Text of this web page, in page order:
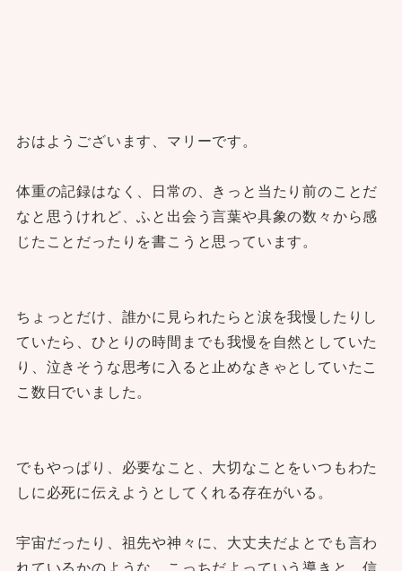
おはようございます、マリーです。
体重の記録はなく、日常の、きっと当たり前のことだ
なと思うけれど、ふと出会う言葉や具象の数々から感
じたことだったりを書こうと思っています。
ちょっとだけ、誰かに見られたらと涙を我慢したりし
ていたら、ひとりの時間までも我慢を自然としていた
り、泣きそうな思考に入ると止めなきゃとしていたこ
こ数日でいました。
でもやっぱり、必要なこと、大切なことをいつもわた
しに必死に伝えようとしてくれる存在がいる。
宇宙だったり、祖先や神々に、大丈夫だよとでも言わ
れているかのような、こっちだよっていう導きと、信